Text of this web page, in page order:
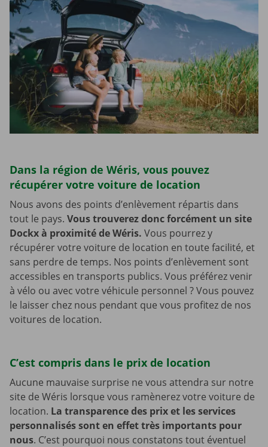
Dans la région de Wéris, vous pouvez
récupérer votre voiture de location
Nous avons des points d’enlèvement répartis dans
tout le pays. Vous trouverez donc forcément un site
Dockx à proximité de Wéris. Vous pourrez y
récupérer votre voiture de location en toute facilité, et
sans perdre de temps. Nos points d’enlèvement sont
accessibles en transports publics. Vous préférez venir
à vélo ou avec votre véhicule personnel ? Vous pouvez
le laisser chez nous pendant que vous profitez de nos
voitures de location.
C’est compris dans le prix de location
Aucune mauvaise surprise ne vous attendra sur notre
site de Wéris lorsque vous ramènerez votre voiture de
location. La transparence des prix et les services
personnalisés sont en effet très importants pour
nous. C’est pourquoi nous constatons tout éventuel